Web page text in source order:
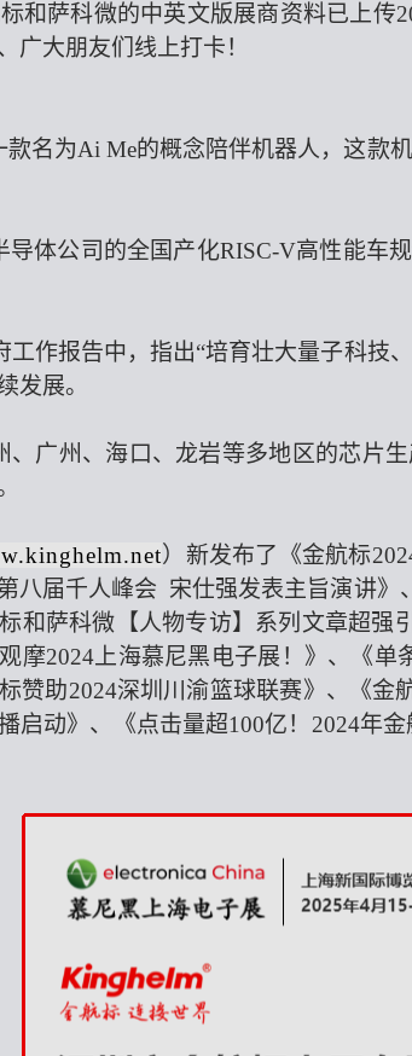
和萨科微的中英文版展商资料已上传
广大朋友们线上打卡！
名为Ai Me的概念陪伴机器人，这款
导体公司的全国产化RISC-V高性能车
工作报告中，指出“培育壮大量子科技
发展。
、广州、海口、龙岩等多地区的芯片
）新发布了《金航标
八届千人峰会 宋仕强发表主旨演讲
和萨科微【人物专访】系列文章超
摩2024上海慕尼黑电子展！》、《单
赞助2024深圳川渝篮球联赛》、《金
启动》、《点击量超100亿！2024年